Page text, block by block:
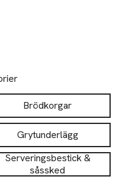
Brödkorgar
Grytunderlägg
Serveringsbestick &
såssked